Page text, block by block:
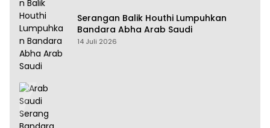
Serangan Balik Houthi Lumpuhkan
Bandara Abha Arab Saudi
14 Juli 2026